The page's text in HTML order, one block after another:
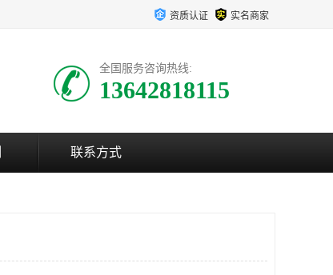
资质认证 实名商家
全国服务咨询热线:
13642818115
联系方式